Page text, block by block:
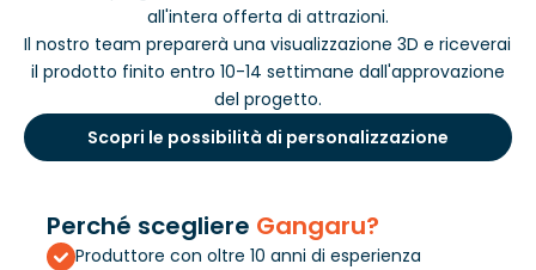
all'intera offerta di attrazioni.
Il nostro team preparerà una visualizzazione 3D e riceverai
il prodotto finito entro 10-14 settimane dall'approvazione
del progetto.
Scopri le possibilità di personalizzazione
Perché scegliere Gangaru?
Produttore con oltre 10 anni di esperienza